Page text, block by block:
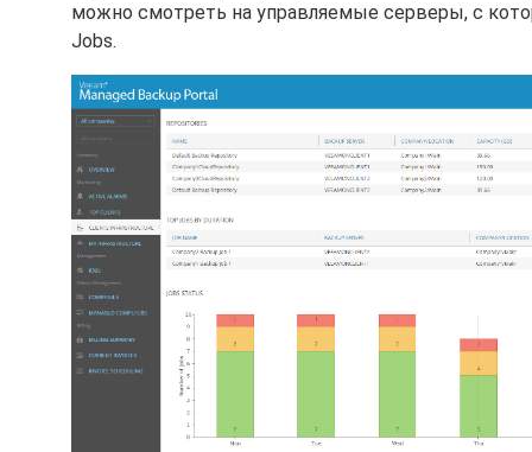
можно смотреть на управляемые серверы, с
Jobs.